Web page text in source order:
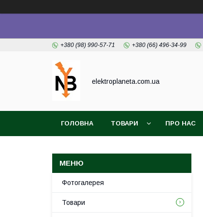
+380 (98) 990-57-71 +380 (66) 496-34-99
elektroplaneta.com.ua
ГОЛОВНА ТОВАРИ ПРО НАС
Фотогалерея
Товари